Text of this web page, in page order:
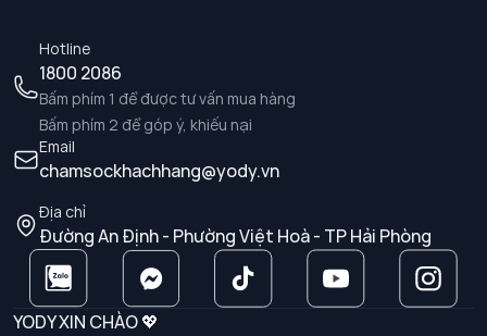
Hotline
1800 2086
Bấm phím 1 để được tư vấn mua hàng
Bấm phím 2 để góp ý, khiếu nại
Email
chamsockhachhang@yody.vn
Địa chỉ
Đường An Định - Phường Việt Hoà - TP Hải Phòng
YODY XIN CHÀO 💖